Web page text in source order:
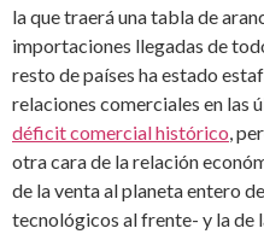
la que traerá una tabla de
importaciones llegadas de
resto de países ha estado
relaciones comerciales en las
déficit comercial histórico ,
otra cara de la relación
de la venta al planeta entero
tecnológicos al frente- y la de